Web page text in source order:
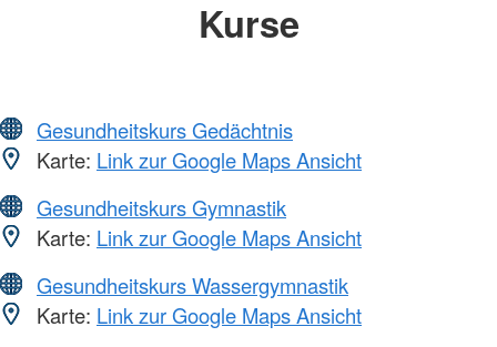
Kurse
Gesundheitskurs Gedächtnis
Karte: Link zur Google Maps Ansicht
Gesundheitskurs Gymnastik
Karte: Link zur Google Maps Ansicht
Gesundheitskurs Wassergymnastik
Karte: Link zur Google Maps Ansicht